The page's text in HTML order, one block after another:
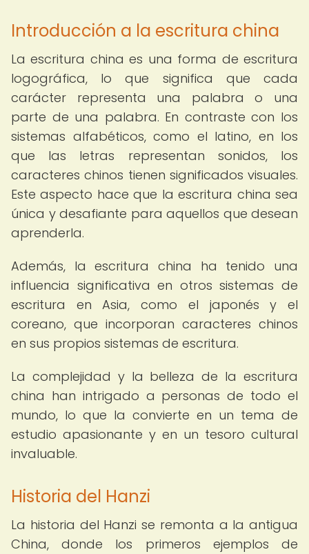
Introducción a la escritura china
La escritura china es una forma de escritura
logográfica, lo que significa que cada
carácter representa una palabra o una
parte de una palabra. En contraste con los
sistemas alfabéticos, como el latino, en los
que las letras representan sonidos, los
caracteres chinos tienen significados visuales.
Este aspecto hace que la escritura china sea
única y desafiante para aquellos que desean
aprenderla.
Además, la escritura china ha tenido una
influencia significativa en otros sistemas de
escritura en Asia, como el japonés y el
coreano, que incorporan caracteres chinos
en sus propios sistemas de escritura.
La complejidad y la belleza de la escritura
china han intrigado a personas de todo el
mundo, lo que la convierte en un tema de
estudio apasionante y en un tesoro cultural
invaluable.
Historia del Hanzi
La historia del Hanzi se remonta a la antigua
China, donde los primeros ejemplos de